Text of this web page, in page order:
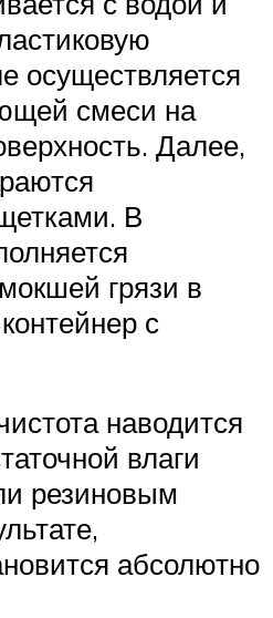
осуществляется
смеси на
Далее,
В
грязи в
с
наводится
влаги
резиновым
абсолютно